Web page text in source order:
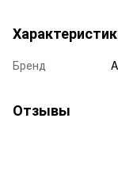
Бренд
Отзывы